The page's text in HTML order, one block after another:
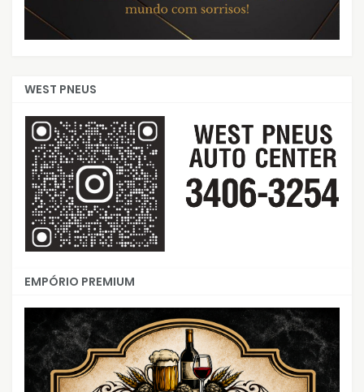
WEST PNEUS
EMPÓRIO PREMIUM